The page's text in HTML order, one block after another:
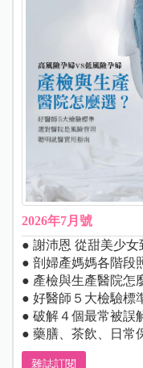
2026年7月號
● 謝沛恩 從甜美少女
● 剖婦產媽媽各階段
● 產檢與生產醫院怎
● 好醫師５大檢驗標
● 破解４個最常被誤
● 藥膳、茶飲、日常
雜誌訂閱